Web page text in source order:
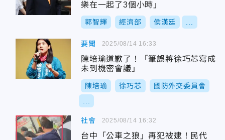
樂在一起了3個小時」
郭智輝 經濟部 侯漢廷
要聞
陳培瑜道歉了！「筆誤將徐巧芯寫成
未到機密會議」
陳培瑜 徐巧芯 國防外交委員會
2025/08/14 16:33
社會
台中「公車之狼」再犯被逮！民代
2025/08/14 16:32